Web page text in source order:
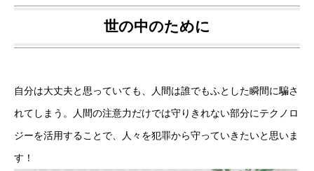
世の中のために
自分は大丈夫と思っていても、人間は誰でもふとした瞬間に騙さ
れてしまう。人間の注意力だけでは守りきれない部分にテクノロ
ジーを活用することで、人々を犯罪から守っていきたいと思いま
す！